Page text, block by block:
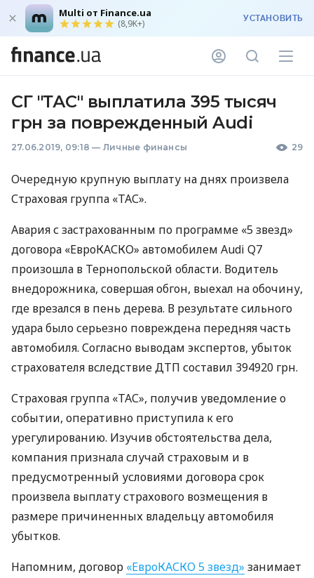
Multi от Finance.ua
(8,9K+) УСТАНОВИТЬ
СГ "ТАС" выплатила 395 тысяч
грн за поврежденный Audi
27.06.2019, 09:18 — Личные финансы 29
Очередную крупную выплату на днях произвела
Страховая группа «ТАС».
Авария с застрахованным по программе «5 звезд»
договора «ЕвроКАСКО» автомобилем Audi Q7
произошла в Тернопольской области. Водитель
внедорожника, совершая обгон, выехал на обочину,
где врезался в пень дерева. В результате сильного
удара было серьезно повреждена передняя часть
автомобиля. Согласно выводам экспертов, убыток
страхователя вследствиеДТП составил 394920 грн.
Страховая группа «ТАС», получив уведомление о
событии, оперативно приступила к его
урегулированию. Изучив обстоятельства дела,
компания признала случай страховым и в
предусмотренный условиями договора срок
произвела выплату страхового возмещения в
размере причиненных владельцу автомобиля
убытков.
Напомним, договор «ЕвроКАСКО 5 звезд» занимает